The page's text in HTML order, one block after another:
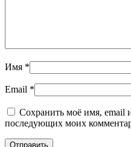
Имя *
Email *
Сохранить моё имя, email
последующих моих